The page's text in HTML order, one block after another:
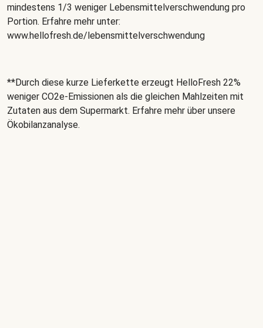
mindestens 1/3 weniger Lebensmittelverschwendung pro
Portion. Erfahre mehr unter:
www.hellofresh.de/lebensmittelverschwendung
**Durch diese kurze Lieferkette erzeugt HelloFresh 22%
weniger CO2e-Emissionen als die gleichen Mahlzeiten mit
Zutaten aus dem Supermarkt. Erfahre mehr über unsere
Ökobilanzanalyse.